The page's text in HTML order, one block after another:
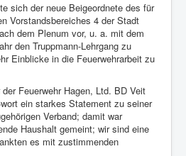
sich der neue Beigeordnete des für
Vorstandsbereiches 4 der Stadt
dem Plenum vor, u. a. mit dem
den Truppmann-Lehrgang zu
Einblicke in die Feuerwehrarbeit zu
Feuerwehr Hagen, Ltd. BD Veit
ein starkes Statement zu seiner
Verband; damit war
Haushalt gemeint; wir sind eine
es mit zustimmenden